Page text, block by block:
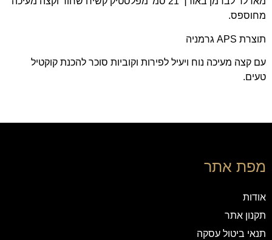
מחוספס.
תוצרת APS גרמניה
עם קצה מעיכה נוח ויעיל לפירות וקוביות סוכר להכנת קוקטיל
טעים.
מפת אתר
אודות
תקנון אתר
תנאי ביטול עסקה